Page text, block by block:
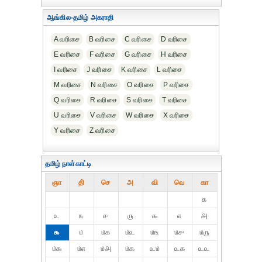
ஆங்கில-தமிழ் அகராதி
A வரிசை B வரிசை C வரிசை
D வரிசை
E வரிசை
F வரிசை G வரிசை
H வரிசை
I வரிசை
J வரிசை K வரிசை
L வரிசை
M வரிசை
N வரிசை O வரிசை
P வரிசை
Q வரிசை
R வரிசை S வரிசை
T வரிசை
U வரிசை
V வரிசை W வரிசை
X வரிசை
Y வரிசை
Z வரிசை
தமிழ் நாள்காட்டி
ஞா தி் செ அ வி வெ கா
௧
௨
௩ ௪ ௫ ௬ ௭
௮
௯
௰ ௰௧ ௰௨ ௰௩ ௰௪
௰௫
௰௬
௰௭ ௰௮ ௰௯ ௨௰ ௨௧
௨௨